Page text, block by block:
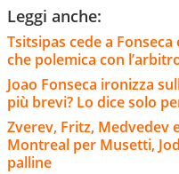
Leggi anche:
Tsitsipas cede a
che polemica con
Joao Fonseca ironizza
più brevi? Lo dice solo
Zverev, Fritz, Medvedev
Montreal per Musetti,
palline